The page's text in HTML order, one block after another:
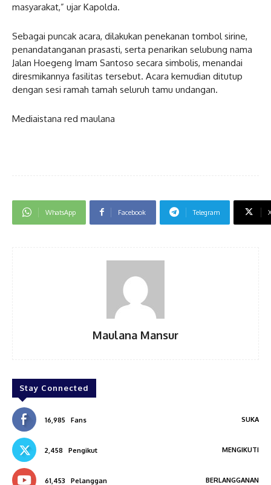
masyarakat,” ujar Kapolda.
Sebagai puncak acara, dilakukan penekanan tombol sirine,
penandatanganan prasasti, serta penarikan selubung nama
Jalan Hoegeng Imam Santoso secara simbolis, menandai
diresmikannya fasilitas tersebut. Acara kemudian ditutup
dengan sesi ramah tamah seluruh tamu undangan.
Mediaistana red maulana
WhatsApp Facebook Telegram
Maulana Mansur
Stay Connected
16,985 Fans SUKA
2,458 Pengikut MENGIKUTI
61,453 Pelanggan BERLANGGANAN